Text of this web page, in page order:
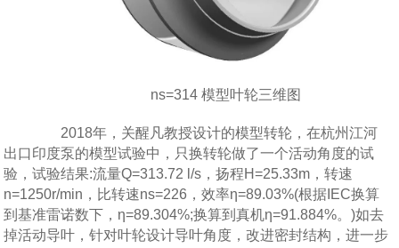
ns=314 模型叶轮三维图
2018年，关醒凡教授设计的模型转轮，在杭州江河
出口印度泵的模型试验中，只换转轮做了一个活动角度的试
验，试验结果:流量Q=313.72 l/s，扬程H=25.33m，转速
n=1250r/min，比转速ns=226，效率η=89.03%(根据IEC换算
到基准雷诺数下，η=89.304%;换算到真机η=91.884%。)如去
掉活动导叶，针对叶轮设计导叶角度，改进密封结构，进一步